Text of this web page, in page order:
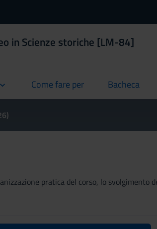
in Scienze storiche [LM-84]
Come fare per
current Bacheca
current
pratica del corso, lo